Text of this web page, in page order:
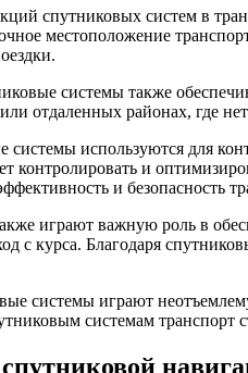
спутниковых систем в
местоположение
системы также
отдаленных районах, где
системы используются для
контролировать и
и безопасность
играют важную роль в
с курса. Благодаря
системы играют
системам транспорт